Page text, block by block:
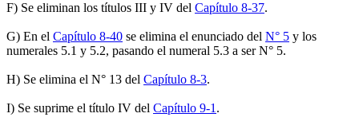
F) Se eliminan los títulos III y IV del Capítulo 8-37.
G) En el Capítulo 8-40 se elimina el enunciado del N° 5 y los
numerales 5.1 y 5.2, pasando el numeral 5.3 a ser N° 5.
H) Se elimina el N° 13 del Capítulo 8-3.
I) Se suprime el título IV del Capítulo 9-1 .